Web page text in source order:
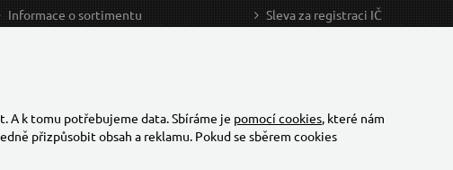
Informace o sortimentu
Sleva za registraci IČ
A k tomu potřebujeme data. Sbíráme je pomocí cookies, které nám
přizpůsobit obsah a reklamu. Pokud se sběrem cookies